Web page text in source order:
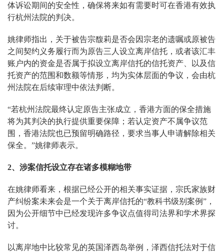
体诉讼期间的安全性，确保将来如有需要时可在香港有效执
行杭州法院的判决。
姚律师指出，关于被告宗馥莉是否会因宗老的遗嘱或原被告
之间契约义务履行而为原告三人设立离岸信托，或者该汇丰
账户内的资金是否属于拟设立离岸信托的信托资产、以及信
托资产的范围和数额等情形，均为实体层面的争议，会由杭
州法院在后续审理中依法判断。
“若杭州法院最终认定原告主张成立，香港方面的保全措施
将为其判决的执行提供重要保障；若认定资产不属争议范
围，香港法院也已预留明确路径，要求当事人申请解除相关
保全。”姚律师表示。
2、涉案信托设立存在诸多模糊地带
在姚律师看来，根据已经公开的相关事实证据，宗氏家族财
产纠纷案未来会是一个关于离岸信托的“教科书级别案例”，
因为公开细节中已经发现许多争议点值得司法界和学术界探
讨。
以离岸地中比较常见的英国泽西岛举例，泽西信托法对于信